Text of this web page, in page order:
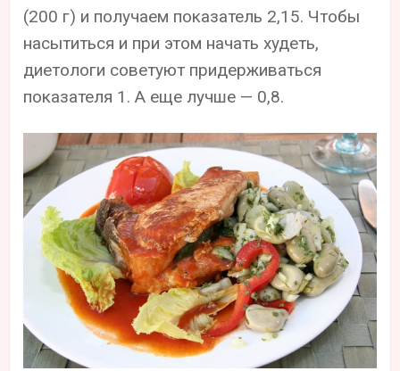
(200 г) и получаем показатель 2,15. Чтобы
насытиться и при этом начать худеть,
диетологи советуют придерживаться
показателя 1. А еще лучше — 0,8.